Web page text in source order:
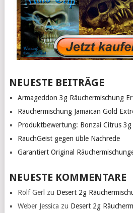
NEUESTE BEITRÄGE
Armageddon 3g Räuchermischung
Räuchermischung Jamaican Gold
Produktbewertung: Bonzai Citrus 3g
RauchGeist gegen üble Nachrede
Garantiert Original
NEUESTE KOMMENTARE
Rolf Gerl zu Desert 2g
Weber Jessica zu Desert 2g